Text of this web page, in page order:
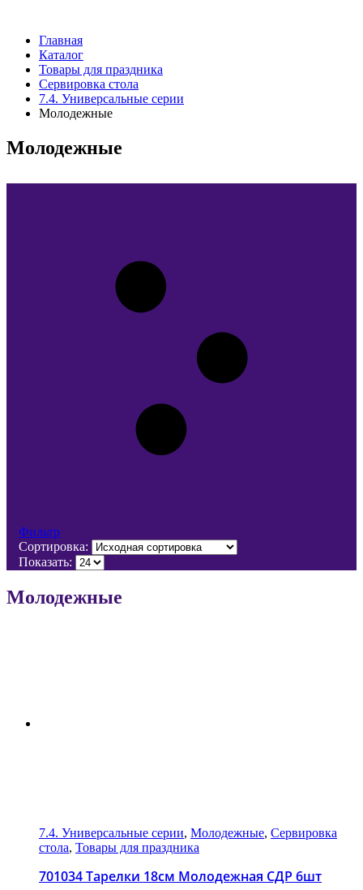
Главная
Каталог
Товары для праздника
Сервировка стола
7.4. Универсальные серии
Молодежные
Молодежные
Фильтр
Сортировка:
Показать:
Молодежные
7.4. Универсальные серии, Молодежные, Сервировка
стола, Товары для праздника
701034 Тарелки 18см Молодежная СДР 6шт